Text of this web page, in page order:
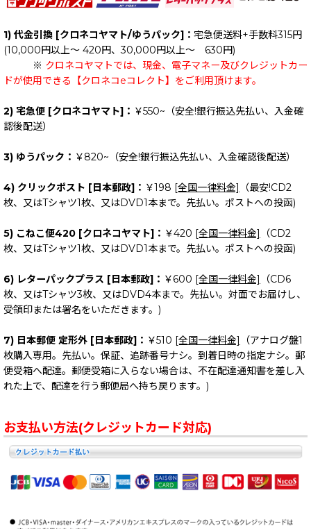
1) 代金引換 [クロネコヤマト/ゆうパック]： 宅急便送料+手数料315円
(10,000円以上～ 420円、30,000円以上～ 630円)
※ クロネコヤマトでは、現金、電子マネー及びクレジットカー
ドが使用できる【クロネコeコレクト】をご利用頂けます。
2) 宅急便 [クロネコヤマト]： ￥550~（安全!銀行振込先払い、入金確
認後配送）
3) ゆうパック： ￥820~（安全!銀行振込先払い、入金確認後配送）
4) クリックポスト [日本郵政]： ￥198 [全国一律料金]
（最安!CD2
枚、又はTシャツ1枚、又はDVD1本まで。先払い。ポストへの投函)
5) こねこ便420 [クロネコヤマト]： ￥420 [全国一律料金]
（CD2
枚、又はTシャツ1枚、又はDVD1本まで。先払い。ポストへの投函)
6) レターパックプラス [日本郵政]： ￥600 [全国一律料金]
（CD6
枚、又はTシャツ3枚、又はDVD4本まで。先払い。対面でお届けし、
受領印または署名をいただきます。)
7) 日本郵便 定形外 [日本郵政]： ￥510 [全国一律料金]
（アナログ盤1
枚購入専用。先払い。保証、追跡番号ナシ。到着日時の指定ナシ。郵
便受箱へ配達。郵便受箱に入らない場合は、不在配達通知書を差し入
れた上で、配達を行う郵便局へ持ち戻ります。)
お支払い方法(クレジットカード対応)